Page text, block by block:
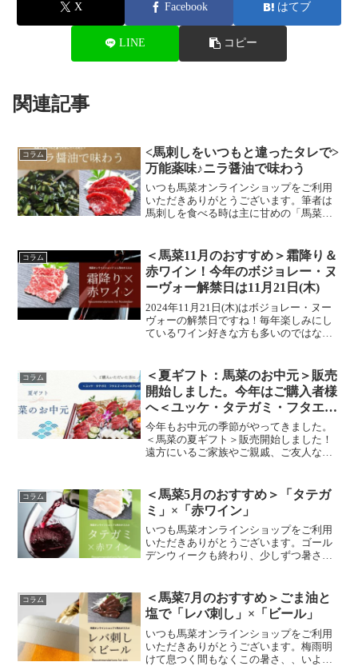
X Facebook はてブ
LINE コピー
関連記事
コラム
<馬刺しをいつもと違ったタレで>
万能薬味♪ニラ醤油で味わう
いつも馬菜オンラインショップをご利用
いただきありがとうございます。筆者は
馬刺しを食べる時は主に甘めの「馬菜特
ラ醤油！」との情報をいただきまし
た。“これは試すしかないっ”...
コラム
＜馬菜11月のおすすめ＞霜降り＆
赤ワイン！今年のボジョレー・ヌ
ーヴォー解禁日は11月21日(木)
2024年11月21日(木)はボジョレー・ヌー
ヴォーの解禁日ですね！毎年楽しみにし
ているワイン好きな方も多いのではない
ワイン」です！ボジョレーヌーヴォー解
禁日は、ど...
コラム
＜夏ギフト：馬菜のお中元＞販売
開始しました。今年はご購入者様
へ＜ユッケ・タテガミ・フタエゴ
＞の3種から1品プレゼント！
今年もお中元の季節がやってきました。
＜馬菜の夏ギフト＞販売開始しました！
遠方にいるご家族やご親戚、ご友人など
ぜひ贈り物にご検討いただけると嬉しい
です。また、今年は馬菜の...
コラム
＜馬菜5月のおすすめ＞「タテガ
ミ」×「赤ワイン」
いつも馬菜オンラインショップをご利用
いただきありがとうございます。ゴール
デンウィークも終わり、少しずつ暑さを
りとって体調管理に備えましょう！＜馬
菜5月のおすすめ＞コアな...
コラム
＜馬菜7月のおすすめ＞ごま油と
塩で「レバ刺し」×「ビール」
いつも馬菜オンラインショップをご利用
いただきありがとうございます。梅雨明
けて息つく間もなくこの暑さ、、いよい